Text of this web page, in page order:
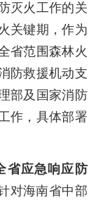
灭火工作的关
关键期，作为
省范围森林火
防救援机动支
部及国家消防
作，具体部署
省应急响应防
对海南省中部